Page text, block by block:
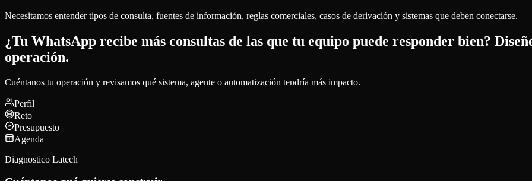
Necesitamos entender tipos de consulta, fuentes de información, reglas comerciales, casos de derivación y sistemas que deben conectarse.
¿Tu WhatsApp recibe más consultas de las que tu equipo puede responder bien?
operación.
Cuéntanos tu operación y revisamos qué sistema, agente o automatización tendría más impacto.
Perfil
Reto
Presupuesto
Agenda
Diagnostico Latech